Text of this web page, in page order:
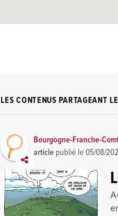
LES CONTENUS PARTAGEANT
Bourgogne-Franche-
article publié le05/08/